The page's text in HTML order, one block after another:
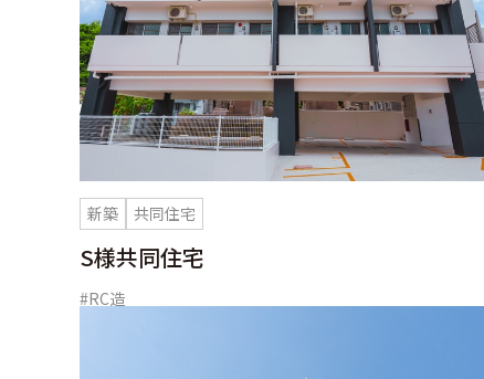
新築 共同住宅
S様共同住宅
#RC造